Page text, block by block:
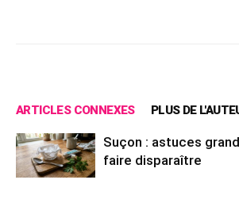
ARTICLES CONNEXES PLUS DE
Suçon : astuces
faire disparaître